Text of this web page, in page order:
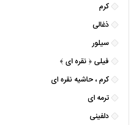
کرم
ذغالی
سیلور
فیلی ﴿ نقره ای ﴾
کرم ، حاشیه نقره ای
ترمه ای
دلفینی